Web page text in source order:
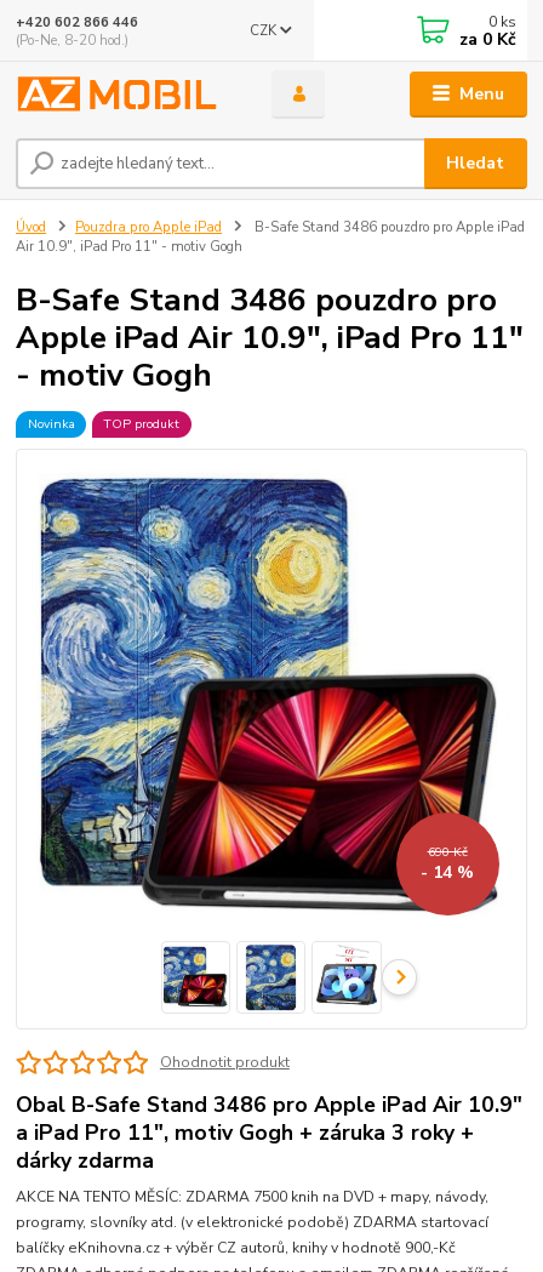
Menu
CZK
Hledat
+420 602 866 446
(Po-Ne, 8-20 hod.)
0 ks
za 0 Kč
Úvod Pouzdra pro Apple iPad
B-Safe Stand 3486 pouzdro pro Apple iPad
Air 10.9", iPad Pro 11" - motiv Gogh
B-Safe Stand 3486 pouzdro pro
Apple iPad Air 10.9", iPad Pro 11"
- motiv Gogh
Novinka TOP produkt
690 Kč
- 14 %
Ohodnotit produkt
Obal B-Safe Stand 3486 pro Apple iPad Air 10.9"
a iPad Pro 11", motiv Gogh + záruka 3 roky +
dárky zdarma
AKCE NA TENTO MĚSÍC: ZDARMA 7500 knih na DVD + mapy, návody,
programy, slovníky atd. (v elektronické podobě) ZDARMA startovací
balíčky eKnihovna.cz + výběr CZ autorů, knihy v hodnotě 900,-Kč